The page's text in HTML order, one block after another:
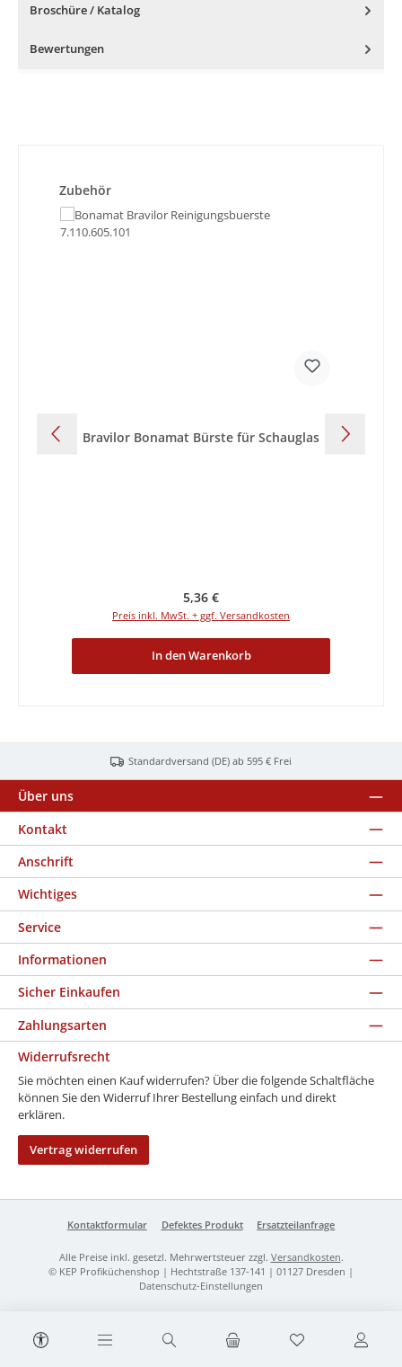
Du hast 0
Broschüre / Katalog
Bewertungen
Produktgalerie überspringen
Zubehör
Bravilor Bonamat Bürste für Schauglas
Regulärer Preis:
5,36 €
Preis inkl. MwSt. + ggf. Versandkosten
In den Warenkorb
Standardversand (DE) ab 595 € Frei
Über uns
Kontakt
Anschrift
Wichtiges
Service
Informationen
Sicher Einkaufen
Zahlungsarten
Widerrufsrecht
Sie möchten einen Kauf widerrufen? Über die folgende Schaltfläche
können Sie den Widerruf Ihrer Bestellung einfach und direkt
erklären.
Vertrag widerrufen
Kontaktformular Defektes Produkt Ersatzteilanfrage
Alle Preise inkl. gesetzl. Mehrwertsteuer zzgl. Versandkosten.
© KEP Profiküchenshop | Hechtstraße 137-141 | 01127 Dresden |
Datenschutz-Einstellungen